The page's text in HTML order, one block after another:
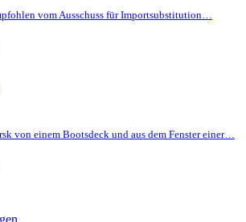
vom Ausschuss für Importsubstitution…
von einem Bootsdeck und aus dem Fenster einer…